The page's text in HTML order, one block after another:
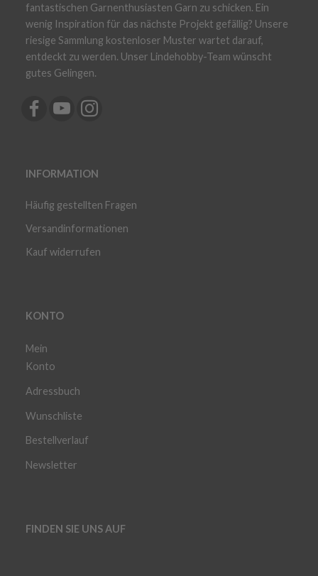
fantastischen Garnenthusiasten Garn zu schicken. Ein
wenig Inspiration für das nächste Projekt gefällig? Unsere
riesige Sammlung kostenloser Muster wartet darauf,
entdeckt zu werden. Unser Lindehobby-Team wünscht
gutes Gelingen.
INFORMATION
Häufig gestellten Fragen
Versandinformationen
Kauf widerrufen
KONTO
Mein
Konto
Adressbuch
Wunschliste
Bestellverlauf
Newsletter
FINDEN SIE UNS AUF